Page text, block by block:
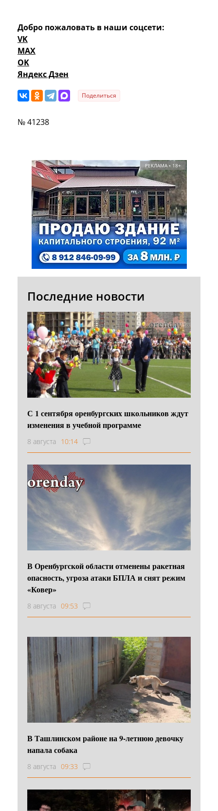
Добро пожаловать в наши соцсети:
VK
MAX
OK
Яндекс Дзен
Поделиться
№ 41238
РЕКЛАМА • 18+
Последние новости
С 1 сентября оренбургских школьников ждут
изменения в учебной программе
8 августа 10:14
В Оренбургской области отменены ракетная
опасность, угроза атаки БПЛА и снят режим
«Ковер»
8 августа 09:53
В Ташлинском районе на 9-летнюю девочку
напала собака
8 августа 09:33